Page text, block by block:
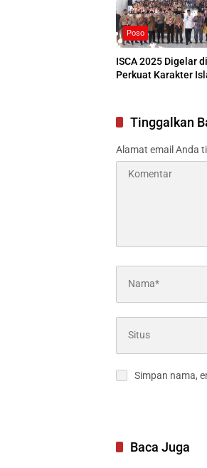
Poso
ISCA 2025 Digelar
Perkuat Karakter
Tinggalkan
Alamat email Anda
Simpan nama,
Baca Juga